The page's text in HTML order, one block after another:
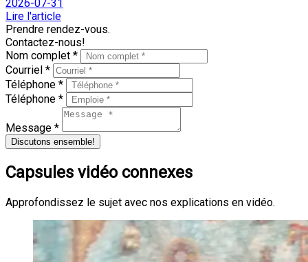
2026-07-31
Lire l'article
Prendre rendez-vous.
Contactez-nous!
Nom complet *
Courriel *
Téléphone *
Téléphone *
Message *
Discutons ensemble!
Capsules vidéo connexes
Approfondissez le sujet avec nos explications en vidéo.